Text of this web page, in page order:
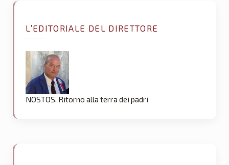
L’EDITORIALE DEL DIRETTORE
NOSTOS. Ritorno alla terra dei padri